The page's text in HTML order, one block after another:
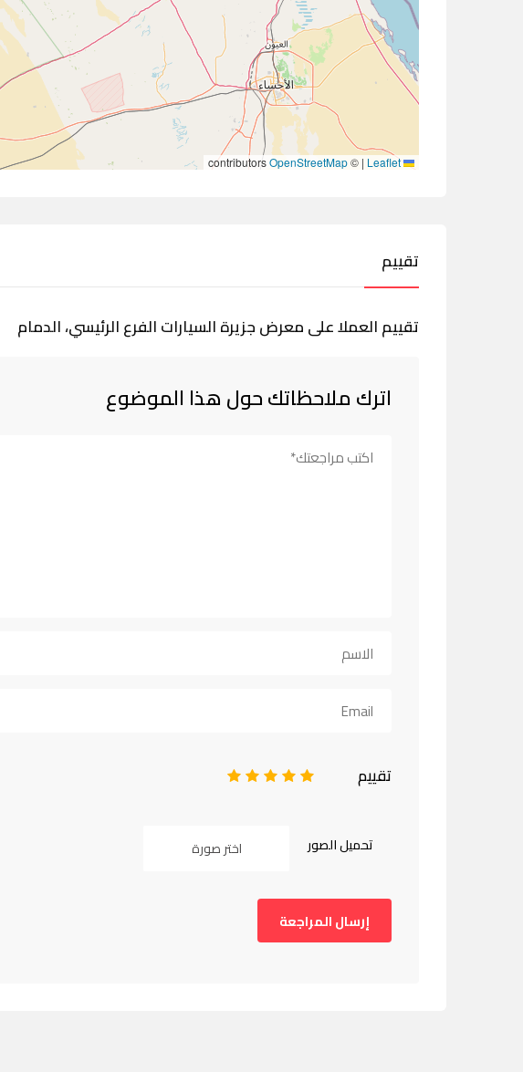
|
©
OpenStreetMap
تقييم
تقييم العملا على معرض جزيرة السيارات الفرع الرئيسي، الدمام
اترك ملاحظاتك حول هذا الموضوع
تقييم 5
4
3
2
تحميل الصور اختر صورة